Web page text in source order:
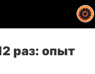
раз: опыт